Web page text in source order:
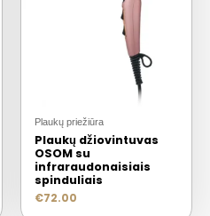
Plaukų priežiūra
Plaukų džiovintuvas
OSOM su
infraraudonaisiais
spinduliais
€72.00